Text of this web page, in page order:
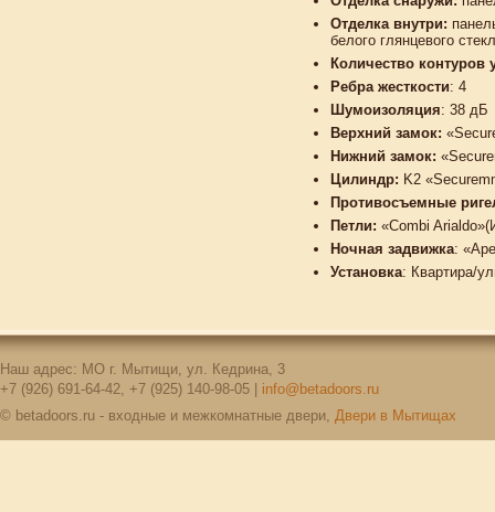
Отделка внутри:
белого глянцевого
Количество контуров
Ребра жесткости: 4
Шумоизоляция: 38 дБ
Верхний замок:
Нижний замок:
Цилиндр: K2
Противосъемные
Петли: «Combi
Ночная задвижка:
Установка: Квартира/
Наш адрес: МО г. Мытищи, ул. Кедрина, 3
+7 (926) 691-64-42, +7 (925) 140-98-05 | info@betadoors.ru
© betadoors.ru - входные и межкомнатные двери, Двери в Мытищах